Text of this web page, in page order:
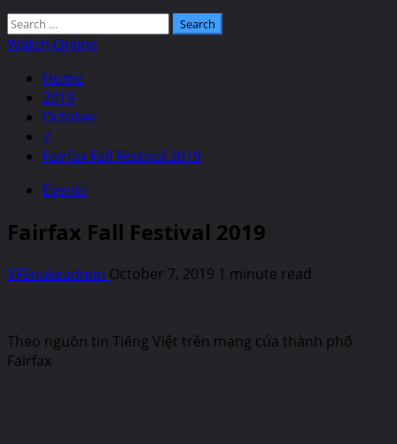
Search
for:
Watch Online
Home
2019
October
7
Fairfax Fall Festival 2019
Events
Fairfax Fall Festival 2019
VFSnakeadmin October 7, 2019 1 minute read
Theo nguồn tin Tiếng Việt trên mạng của thành phố
Fairfax